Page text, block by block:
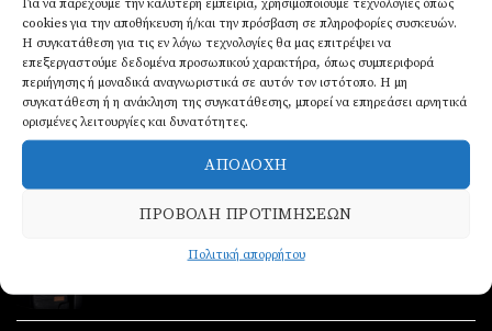
Για να παρέχουμε την καλύτερη εμπειρία, χρησιμοποιούμε τεχνολογίες όπως
cookies για την αποθήκευση ή/και την πρόσβαση σε πληροφορίες συσκευών.
Η συγκατάθεση για τις εν λόγω τεχνολογίες θα μας επιτρέψει να
επεξεργαστούμε δεδομένα προσωπικού χαρακτήρα, όπως συμπεριφορά
περιήγησης ή μοναδικά αναγνωριστικά σε αυτόν τον ιστότοπο. Η μη
συγκατάθεση ή η ανάκληση της συγκατάθεσης, μπορεί να επηρεάσει αρνητικά
ορισμένες λειτουργίες και δυνατότητες.
ΑΠΟΔΟΧΉ
ΠΡΟΒΟΛΉ ΠΡΟΤΙΜΉΣΕΩΝ
Πολιτική απορρήτου
€89,90.είναι:
€69,90.
€17,90
Ανδρική χειροπέδα δερμάτινη 3 σειρές
€49,90 Original
price
€49,90.
€39,90Η
τρέχουσα
τιμή
είναι:
ΤΆΣΕΙΣ
Ανδρικό Πορτοφόλι